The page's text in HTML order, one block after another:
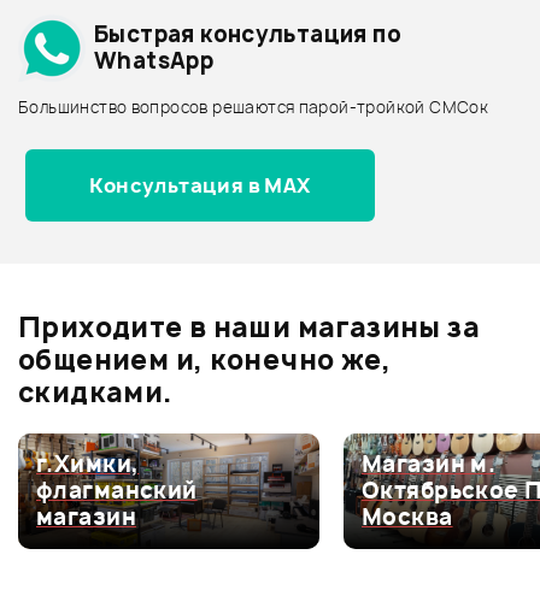
ХИТ
РЕМЕНЬ PLANET WAVES
ХИТ
890 ₽
СТРУНЫ D'ADDARIO EJ16
0.0
Оценка5
0
Оценка4
0
Оценка3
0
Архив товаров - дешевле
Архив товаров - дороже
Все товары FENDER
Архив товаров - новинки
Быстрая консультация по
WhatsApp
Большинство вопросов решаются парой-тройкой СМСок
Консультация в MAX
Приходите в наши магазины за
общением и, конечно же,
скидками.
г.Химки,
флагманский
магазин
Магазин м.
Октябрьское
Москва